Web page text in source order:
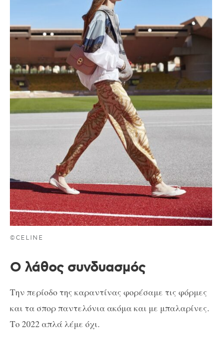
©CELINE
Ο λάθος συνδυασμός
Την περίοδο της καραντίνας φορέσαμε τις φόρμες
και τα σπορ παντελόνια ακόμα και με μπαλαρίνες.
Το 2022 απλά λέμε όχι.